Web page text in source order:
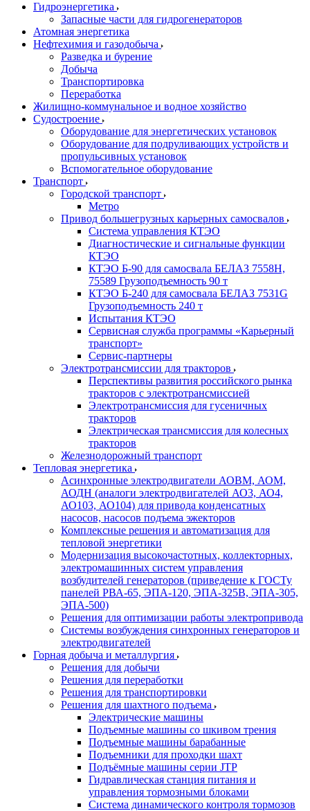
Гидроэнергетика
Запасные части для гидрогенераторов
Атомная энергетика
Нефтехимия и газодобыча
Разведка и бурение
Добыча
Транспортировка
Переработка
Жилищно-коммунальное и водное хозяйство
Судостроение
Оборудование для энергетических установок
Оборудование для подруливающих устройств и
пропульсивных установок
Вспомогательное оборудование
Транспорт
Городской транспорт
Метро
Привод большегрузных карьерных самосвалов
Система управления КТЭО
Диагностические и сигнальные функции
КТЭО
КТЭО Б-90 для самосвала БЕЛАЗ 7558H,
75589 Грузоподъемность 90 т
КТЭО Б-240 для самосвала БЕЛАЗ 7531G
Грузоподъемность 240 т
Испытания КТЭО
Сервисная служба программы «Карьерный
транспорт»
Сервис-партнеры
Электротрансмиссии для тракторов
Перспективы развития российского рынка
тракторов с электротрансмиссией
Электротрансмиссия для гусеничных
тракторов
Электрическая трансмиссия для колесных
тракторов
Железнодорожный транспорт
Тепловая энергетика
Асинхронные электродвигатели АОВМ, АОМ,
АОДН (аналоги электродвигателей АО3, АО4,
АО103, АО104) для привода конденсатных
насосов, насосов подъема эжекторов
Комплексные решения и автоматизация для
тепловой энергетики
Модернизация высокочастотных, коллекторных,
электромашинных систем управления
возбудителей генераторов (приведение к ГОСТу
панелей РВА-65, ЭПА-120, ЭПА-325В, ЭПА-305,
ЭПА-500)
Решения для оптимизации работы электропривода
Системы возбуждения синхронных генераторов и
электродвигателей
Горная добыча и металлургия
Решения для добычи
Решения для переработки
Решения для транспортировки
Решения для шахтного подъема
Электрические машины
Подъемные машины со шкивом трения
Подъемные машины барабанные
Подъемники для проходки шахт
Подъёмные машины серии JTP
Гидравлическая станция питания и
управления тормозными блоками
Система динамического контроля тормозов